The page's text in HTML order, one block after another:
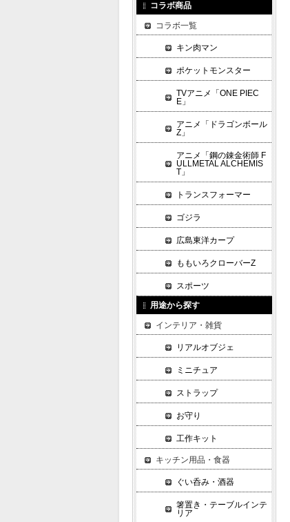
コラボ商品
コラボ一覧
キン肉マン
ポケットモンスター
TVアニメ「ONE PIEC
E」
アニメ「ドラゴンボール
Z」
アニメ「鋼の錬金術師 F
ULLMETAL ALCHEMIS
T」
トランスフォーマー
ゴジラ
広島東洋カープ
ももいろクローバーZ
スポーツ
用途から探す
インテリア・雑貨
リアルオブジェ
ミニチュア
ストラップ
お守り
工作キット
キッチン用品・食器
ぐい呑み・酒器
箸置き・テーブルインテ
リア